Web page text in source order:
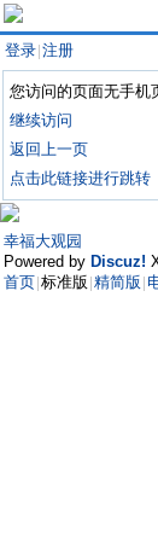
登录 注册
您访问的页面无手机
继续访问
返回上一页
点击此链接进行跳转
幸福大观园
Powered by Discuz!
首页 标准版 精简版